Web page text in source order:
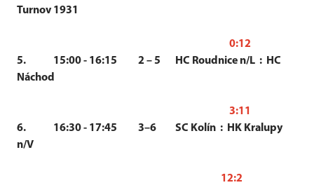
Turnov 1931
0:12
5. 15:00 - 16:15 2 – 5 HC Roudnice n/L : HC
Náchod
3:11
6. 16:30 - 17:45 3–6 SC Kolín : HK Kralupy
n/V
12:2